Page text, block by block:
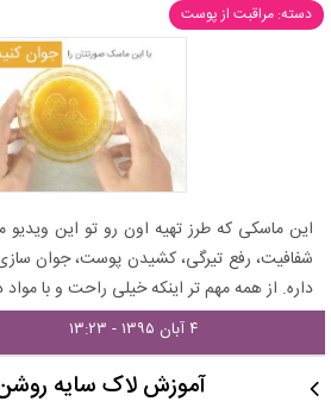
دسته: مراقبت از پوست
این ماسکی که طرز تهیه اون رو تو این ویدیو
شفافیت، رفع تیرگی، کشیدن پوست، جوان
داره. از همه مهم تر اینکه خیلی راحت و با
۴ آبان ۱۳۹۵ - ۱۳:۲۳
آموزش لاک سایه